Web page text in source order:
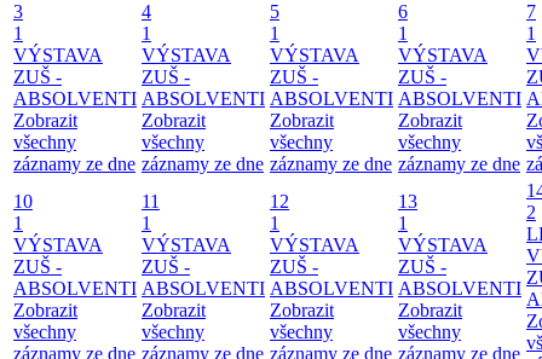
3
1
VÝSTAVA
ZUŠ -
ABSOLVENTI
Zobrazit
všechny
záznamy ze dne
4
1
VÝSTAVA
ZUŠ -
ABSOLVENTI
Zobrazit
všechny
záznamy ze dne
5
1
VÝSTAVA
ZUŠ -
ABSOLVENTI
Zobrazit
všechny
záznamy ze dne
6
1
VÝSTAVA
ZUŠ -
ABSOLVENTI
Zobrazit
všechny
záznamy ze dne
7
1
10
1
VÝSTAVA
ZUŠ -
ABSOLVENTI
Zobrazit
všechny
záznamy ze dne
11
1
VÝSTAVA
ZUŠ -
ABSOLVENTI
Zobrazit
všechny
záznamy ze dne
12
1
VÝSTAVA
ZUŠ -
ABSOLVENTI
Zobrazit
všechny
záznamy ze dne
13
1
VÝSTAVA
ZUŠ -
ABSOLVENTI
Zobrazit
všechny
záznamy ze dne
2